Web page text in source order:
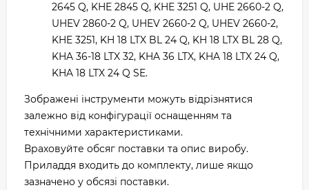
2645 Q, KHE 2845 Q, KHE 3251 Q, UHE 2660-2 Q,
UHEV 2860-2 Q, UHEV 2660-2 Q, UHEV 2660-2,
KHE 3251, KH 18 LTX BL 24 Q, KH 18 LTX BL 28 Q,
KHA 36-18 LTX 32, KHA 36 LTX, KHA 18 LTX 24 Q,
KHA 18 LTX 24 Q SE.
Зображені інструменти можуть відрізнятися
залежно від конфігурації оснащенням та
технічними характеристиками.
Враховуйте обсяг поставки та опис виробу.
Приладдя входить до комплекту, лише якщо
зазначено у обсязі поставки.